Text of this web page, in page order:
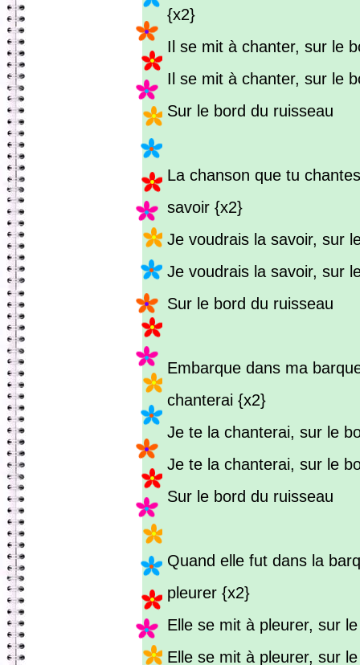
{x2}
Il se mit à chanter, sur le
Il se mit à chanter, sur le
Sur le bord du ruisseau
La chanson que tu
savoir {x2}
Je voudrais la savoir, sur
Je voudrais la savoir, sur
Sur le bord du ruisseau
Embarque dans ma
chanterai {x2}
Je te la chanterai, sur le
Je te la chanterai, sur le
Sur le bord du ruisseau
Quand elle fut dans la
pleurer {x2}
Elle se mit à pleurer, sur
Elle se mit à pleurer, sur